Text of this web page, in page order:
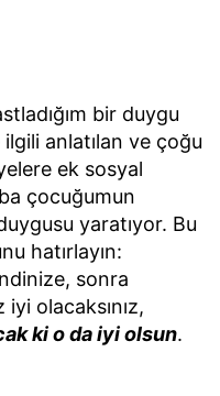
bir duygu
anlatılan ve çoğu
ek sosyal
çocuğumun
yaratıyor. Bu
hatırlayın:
sonra
olacaksınız,
ki o da iyi olsun.